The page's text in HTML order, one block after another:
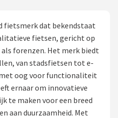
fietsmerk dat bekendstaat
fietsen, gericht op
forenzen. Het merk biedt
van stadsfietsen tot e-
oog voor functionaliteit
ernaar om innovatieve
te maken voor een breed
aan duurzaamheid. Met